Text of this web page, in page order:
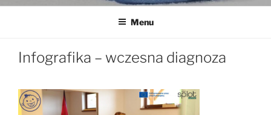
Menu
Infografika – wczesna diagnoza